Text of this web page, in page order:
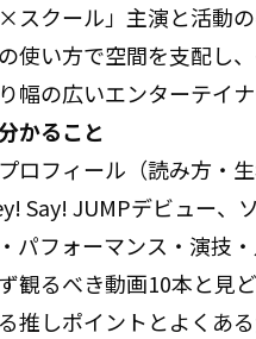
×スクール」主演と活動
使い方で空間を支配し
幅の広いエンターテイナ
かること
ロフィール（読み方・
Say! JUMPデビュー、
パフォーマンス・演技
観るべき動画10本と見
推しポイントとよくあ